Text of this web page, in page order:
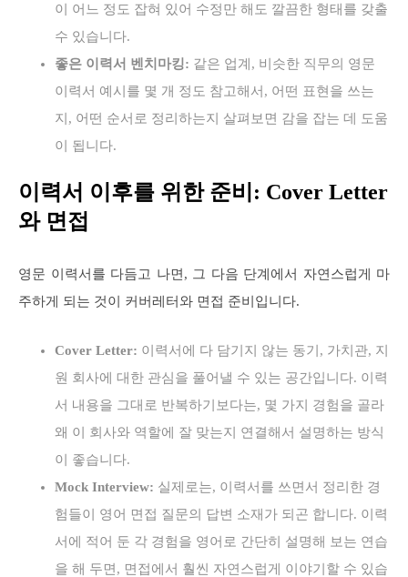
이 어느 정도 잡혀 있어 수정만 해도 깔끔한 형태를 갖출
수 있습니다.
좋은 이력서 벤치마킹: 같은 업계, 비슷한 직무의 영문
이력서 예시를 몇 개 정도 참고해서, 어떤 표현을 쓰는
지, 어떤 순서로 정리하는지 살펴보면 감을 잡는 데 도움
이 됩니다.
이력서 이후를 위한 준비: Cover Letter
와 면접
영문 이력서를 다듬고 나면, 그 다음 단계에서 자연스럽게 마
주하게 되는 것이 커버레터와 면접 준비입니다.
Cover Letter: 이력서에 다 담기지 않는 동기, 가치관, 지
원 회사에 대한 관심을 풀어낼 수 있는 공간입니다. 이력
서 내용을 그대로 반복하기보다는, 몇 가지 경험을 골라
왜 이 회사와 역할에 잘 맞는지 연결해서 설명하는 방식
이 좋습니다.
Mock Interview: 실제로는, 이력서를 쓰면서 정리한 경
험들이 영어 면접 질문의 답변 소재가 되곤 합니다. 이력
서에 적어 둔 각 경험을 영어로 간단히 설명해 보는 연습
을 해 두면, 면접에서 훨씬 자연스럽게 이야기할 수 있습